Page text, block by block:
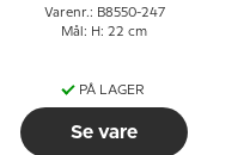
Varenr.: B8550-247
Mål: H: 22 cm
PÅ LAGER
Se vare